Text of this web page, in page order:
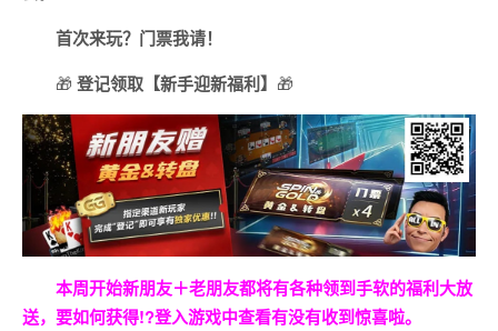
首次来玩？门票我请！
🎁 登记领取【新手迎新福利】 🎁
本周开始新朋友＋老朋友都将有各种领到手软的福利大放
送，要如何获得!?登入游戏中查看有没有收到惊喜啦。